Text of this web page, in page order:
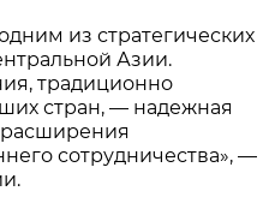
из стратегических
Азии.
традиционно
стран, — надежная
сотрудничества», —